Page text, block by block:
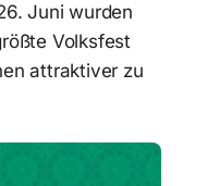
Juni wurden
Volksfest
attraktiver zu